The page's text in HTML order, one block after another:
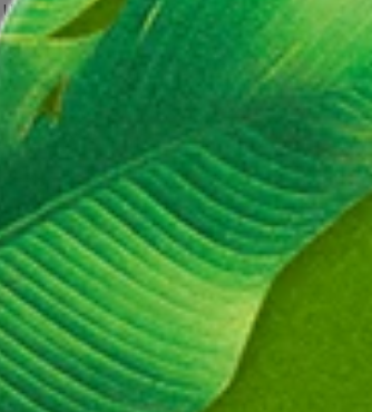
Ultra7-255U/16GB/512GB AMD R5 Pro
AMD R5 Pro 340/32GB/512GB AMD R7
批量采购，提交订单后有机
在线咨询 申请批量折扣
拨打采购咨询热线 400-884-6610或